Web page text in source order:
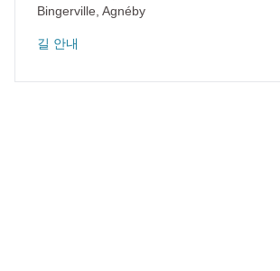
Bingerville Agnéby
길 안내